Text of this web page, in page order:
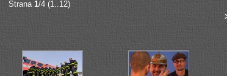
Strana 1/4 (1..12)